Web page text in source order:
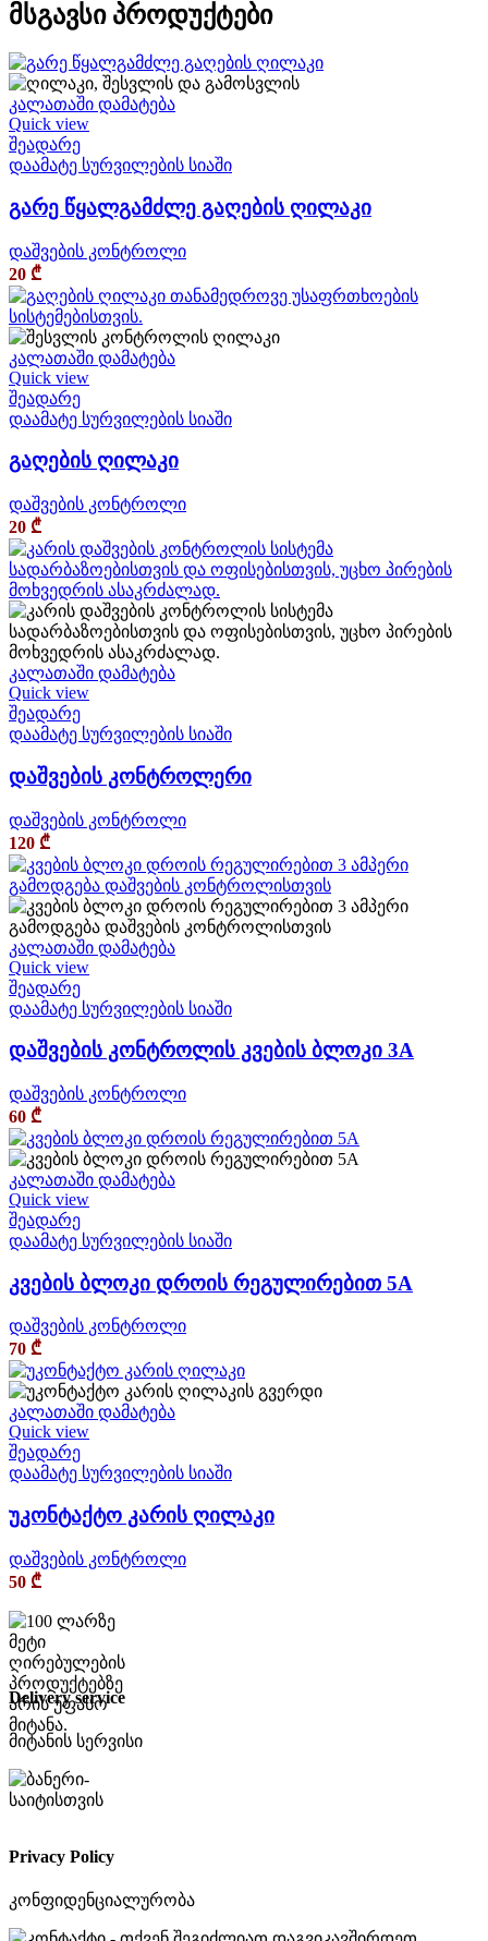
მსგავსი პროდუქტები
კალათაში დამატება
Quick view
შეადარე
დაამატე სურვილების სიაში
გარე წყალგამძლე გაღების ღილაკი
დაშვების კონტროლი
20 ₾
კალათაში დამატება
Quick view
შეადარე
დაამატე სურვილების სიაში
გაღების ღილაკი
დაშვების კონტროლი
20 ₾
კალათაში დამატება
Quick view
შეადარე
დაამატე სურვილების სიაში
დაშვების კონტროლერი
დაშვების კონტროლი
120 ₾
კალათაში დამატება
Quick view
შეადარე
დაამატე სურვილების სიაში
დაშვების კონტროლის კვების ბლოკი 3A
დაშვების კონტროლი
60 ₾
კალათაში დამატება
Quick view
შეადარე
დაამატე სურვილების სიაში
კვების ბლოკი დროის რეგულირებით 5A
დაშვების კონტროლი
70 ₾
კალათაში დამატება
Quick view
შეადარე
დაამატე სურვილების სიაში
უკონტაქტო კარის ღილაკი
დაშვების კონტროლი
50 ₾
Delivery service
მიტანის სერვისი
Privacy Policy
კონფიდენციალურობა